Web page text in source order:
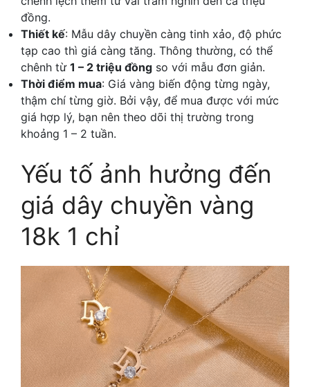
đồng.
Thiết kế: Mẫu dây chuyền càng tinh xảo, độ phức
tạp cao thì giá càng tăng. Thông thường, có thể
chênh từ 1 – 2 triệu đồng so với mẫu đơn giản.
Thời điểm mua: Giá vàng biến động từng ngày,
thậm chí từng giờ. Bởi vậy, để mua được với mức
giá hợp lý, bạn nên theo dõi thị trường trong
khoảng 1 – 2 tuần.
Yếu tố ảnh hưởng đến
giá dây chuyền vàng
18k 1 chỉ